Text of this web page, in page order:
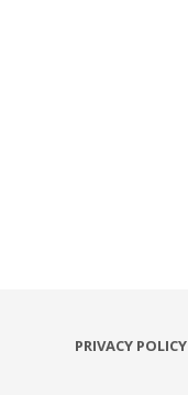
PRIVACY POLICY